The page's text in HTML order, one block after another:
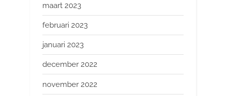
maart 2023
februari 2023
januari 2023
december 2022
november 2022